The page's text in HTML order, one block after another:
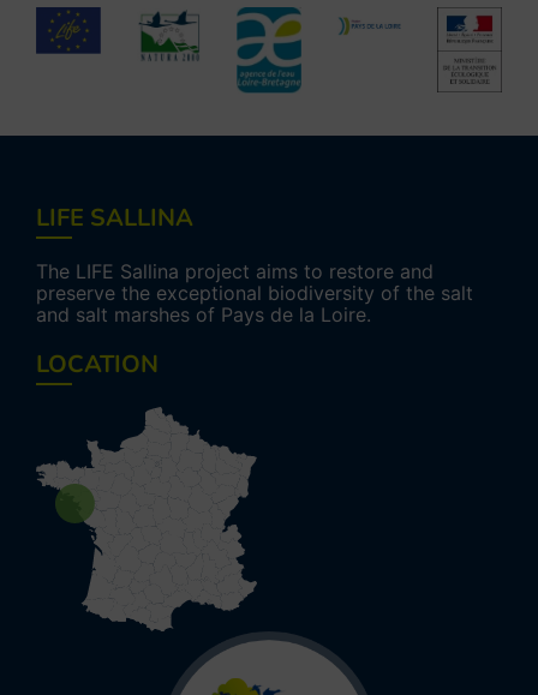
LIFE SALLINA
The LIFE Sallina project aims to restore and
preserve the exceptional biodiversity of the salt
and salt marshes of Pays de la Loire.
LOCATION